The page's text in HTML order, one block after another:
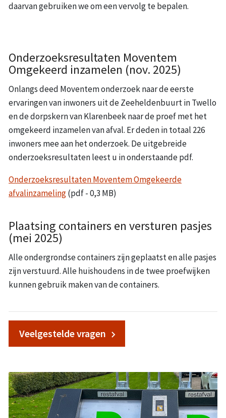
daarvan gebruiken we om een vervolg te bepalen.
Onderzoeksresultaten Moventem
Omgekeerd inzamelen (nov. 2025)
Onlangs deed Moventem onderzoek naar de eerste
ervaringen van inwoners uit de Zeeheldenbuurt in Twello
en de dorpskern van Klarenbeek naar de proef met het
omgekeerd inzamelen van afval. Er deden in totaal 226
inwoners mee aan het onderzoek. De uitgebreide
onderzoeksresultaten leest u in onderstaande pdf.
Onderzoeksresultaten Moventem Omgekeerde
afvalinzameling(pdf - 0,3 MB)
Plaatsing containers en versturen pasjes
(mei 2025)
Alle ondergrondse containers zijn geplaatst en alle pasjes
zijn verstuurd. Alle huishoudens in de twee proefwijken
kunnen gebruik maken van de containers.
Veelgestelde vragen